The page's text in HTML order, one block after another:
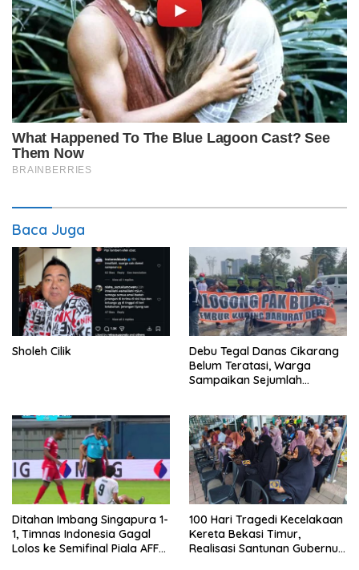
Baca Juga
Sholeh Cilik
Debu Tegal Danas Cikarang
Belum Teratasi, Warga
Sampaikan Sejumlah
Ditahan Imbang Singapura 1-
1, Timnas Indonesia Gagal
Lolos ke Semifinal Piala AFF
100 Hari Tragedi Kecelakaan
Kereta Bekasi Timur,
Realisasi Santunan Gubernur